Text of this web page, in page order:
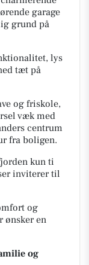
garage
grund på
lys
tæt på
og friskole,
væk med
centrum
fra boligen.
kun ti
inviterer til
og
ønsker en
og